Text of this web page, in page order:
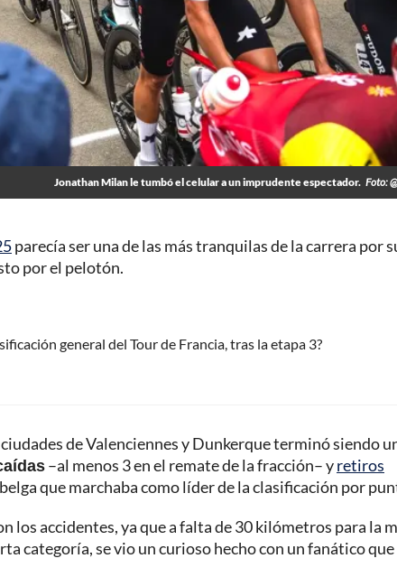
Jonathan Milan le tumbó el celular a un imprudente espectador. Foto:
parecía ser una de las más tranquilas de la carrera por
por el pelotón.
general del Tour de Francia, tras la etapa 3?
de Valenciennes y Dunkerque terminó siendo
–al menos 3 en el remate de la fracción– yretiros
que marchaba como líder de la clasificación por
los accidentes, ya que a falta de 30 kilómetros para la
categoría, se vio un curioso hecho con un fanático que